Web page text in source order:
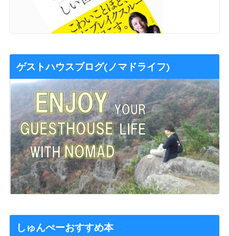
ゲストハウスブログ(ノマドライフ)
しゅんぺーおすすめ本